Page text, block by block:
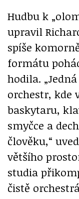
Hudbu k
upravil
spíše
formátu
hodila.
orchestr, kde
baskytaru,
smyčce a
člověku,“
většího
studia
čistě